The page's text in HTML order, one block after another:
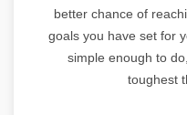
better chance of
goals you have set for
simple enough to
toughest